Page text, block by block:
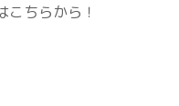
ちらから！